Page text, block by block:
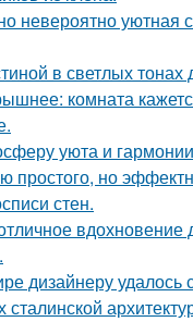
невероятно уютная
в светлых тонах
комната
уюта и
простого, но
стен.
вдохновение
дизайнеру удалось
сталинской